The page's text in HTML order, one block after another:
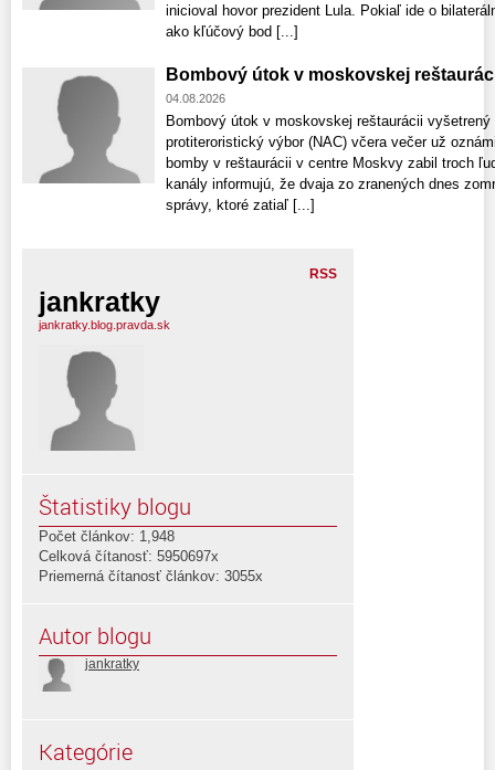
inicioval hovor prezident Lula. Pokiaľ ide o
ako kľúčový bod [...]
Bombový útok v moskovskej
04.08.2026
Bombový útok v moskovskej reštaurácii
protiteroristický výbor (NAC) včera večer už
bomby v reštaurácii v centre Moskvy zabil troch
kanály informujú, že dvaja zo zranených dnes
správy, ktoré zatiaľ [...]
RSS
jankratky
jankratky.blog.pravda.sk
Štatistiky blogu
Počet článkov: 1,948
Celková čítanosť: 5950697x
Priemerná čítanosť článkov: 3055x
Autor blogu
jankratky
Kategórie